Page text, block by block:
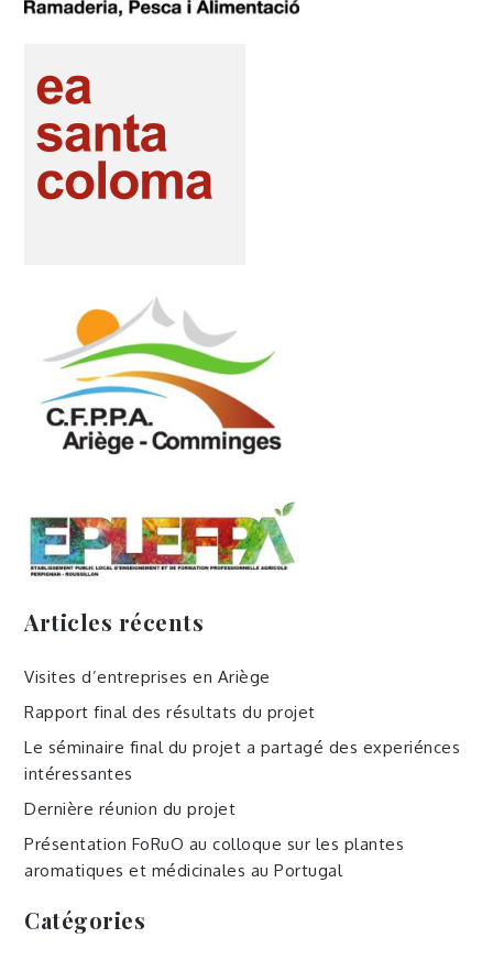
Articles récents
Visites d’entreprises en Ariège
Rapport final des résultats du projet
Le séminaire final du projet a partagé des experiénces
intéressantes
Dernière réunion du projet
Présentation FoRuO au colloque sur les plantes
aromatiques et médicinales au Portugal
Catégories